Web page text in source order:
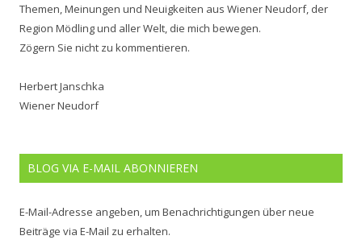
Themen, Meinungen und Neuigkeiten aus Wiener Neudorf, der
Region Mödling und aller Welt, die mich bewegen.
Zögern Sie nicht zu kommentieren.
Herbert Janschka
Wiener Neudorf
BLOG VIA E-MAIL ABONNIEREN
E-Mail-Adresse angeben, um Benachrichtigungen über neue
Beiträge via E-Mail zu erhalten.